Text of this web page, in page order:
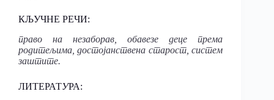
КЉУЧНЕ РЕЧИ:
право на незаборав, обавезе деце према
родитељима, достојанствена старост, систем
заштите.
ЛИТЕРАТУРА: